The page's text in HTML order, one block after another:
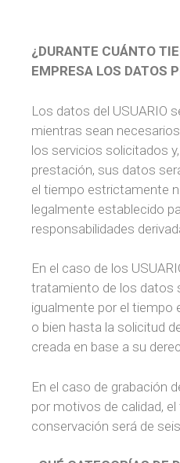
¿DURANTE CUÁNTO
EMPRESA LOS DATOS
Los datos del USUARIO
mientras sean
los servicios solicitados
prestación, sus datos
el tiempo estrictamente
legalmente establecido
responsabilidades
En el caso de los
tratamiento de los datos
igualmente por el tiempo
o bien hasta la solicitud
creada en base a su
En el caso de grabación
por motivos de calidad,
conservación será de